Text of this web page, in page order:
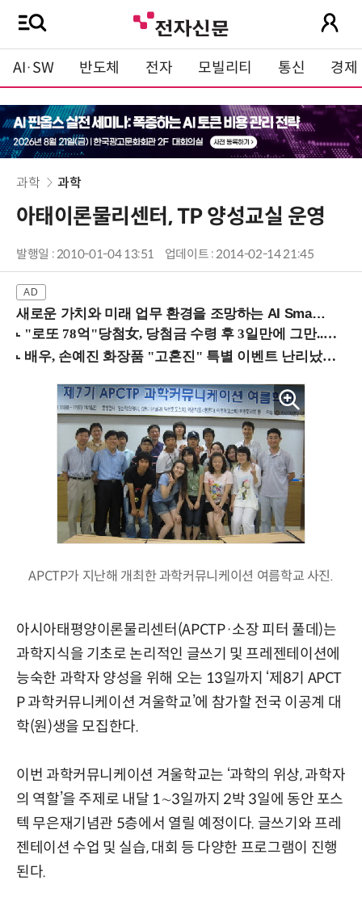
AI·SW 반도체 전자 모빌리티 통신 경제
과학 과학
아태이론물리센터, TP 양성교실 운영
발행일 : 2010-01-04 13:51 업데이트 : 2014-02-14 21:45
새로운 가치와 미래 업무 환경을 조망하는 AI Smart Work Summit 2026 (9/11 코엑스)
APCTP가 지난해 개최한 과학커뮤니케이션 여름학교 사진.
아시아태평양이론물리센터(APCTP·소장 피터 풀데)는
과학지식을 기초로 논리적인 글쓰기 및 프레젠테이션에
능숙한 과학자 양성을 위해 오는 13일까지 ‘제8기 APCT
P 과학커뮤니케이션 겨울학교’에 참가할 전국 이공계 대
학(원)생을 모집한다.
이번 과학커뮤니케이션 겨울학교는 ‘과학의 위상, 과학자
의 역할’을 주제로 내달 1∼3일까지 2박 3일에 동안 포스
텍 무은재기념관 5층에서 열릴 예정이다. 글쓰기와 프레
젠테이션 수업 및 실습, 대회 등 다양한 프로그램이 진행
된다.